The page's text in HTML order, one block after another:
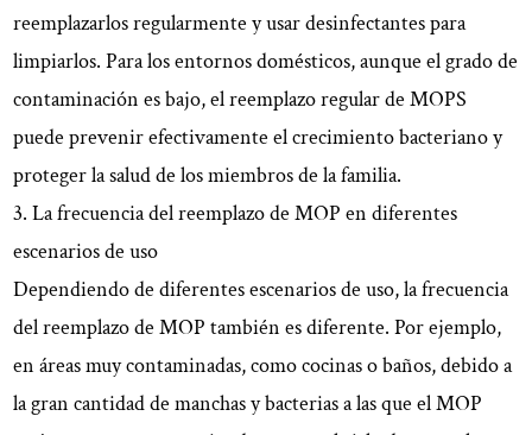
reemplazarlos regularmente y usar desinfectantes para
limpiarlos. Para los entornos domésticos, aunque el grado de
contaminación es bajo, el reemplazo regular de MOPS
puede prevenir efectivamente el crecimiento bacteriano y
proteger la salud de los miembros de la familia.
3. La frecuencia del reemplazo de MOP en diferentes
escenarios de uso
Dependiendo de diferentes escenarios de uso, la frecuencia
del reemplazo de MOP también es diferente. Por ejemplo,
en áreas muy contaminadas, como cocinas o baños, debido a
la gran cantidad de manchas y bacterias a las que el MOP